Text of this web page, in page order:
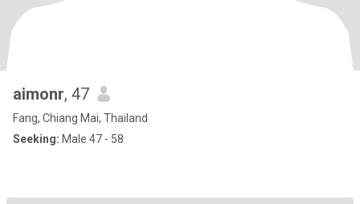
aimonr, 47
Fang, Chiang Mai, Thailand
Seeking: Male 47 - 58